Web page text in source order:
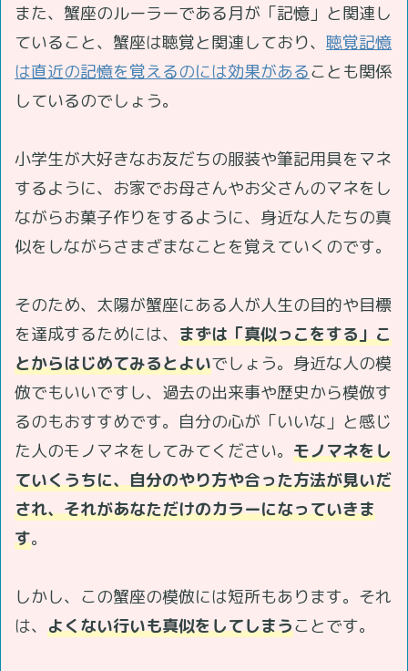
また、蟹座のルーラーである月が「記憶」と関連し
ていること、蟹座は聴覚と関連しており、 聴覚記憶
は直近の記憶を覚えるのには効果があることも関係
しているのでしょう。
小学生が大好きなお友だちの服装や筆記用具をマネ
するように、お家でお母さんやお父さんのマネをし
ながらお菓子作りをするように、身近な人たちの真
似をしながらさまざまなことを覚えていくのです。
そのため、太陽が蟹座にある人が人生の目的や目標
を達成するためには、 まずは「真似っこをする」こ
とからはじめてみるとよいでしょう。身近な人の模
倣でもいいですし、過去の出来事や歴史から模倣す
るのもおすすめです。自分の心が「いいな」と感じ
た人のモノマネをしてみてください。 モノマネをし
ていくうちに、自分のやり方や合った方法が見いだ
され、それがあなただけのカラーになっていきま
す。
しかし、この蟹座の模倣には短所もあります。それ
は、 よくない行いも真似をしてしまうことです。